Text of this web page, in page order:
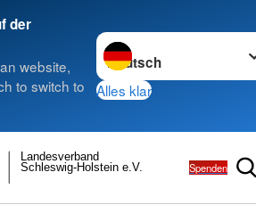
der
website,
to switch to
Sprache wechseln zu
Alles klar
Schleswig-Holstein e.V.
Landesverband
Spenden